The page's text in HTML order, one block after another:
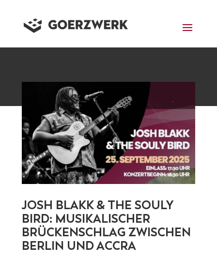
JOSH BLAKK & THE SOULY
BIRD: MUSIKALISCHER
BRÜCKENSCHLAG ZWISCHEN
BERLIN UND ACCRA